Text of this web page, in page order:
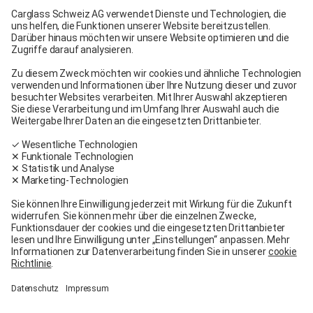
Carglass® Bern
Carglass® Winterthur
Carglass® Crissier
Carglass® Volketswil
Kontakt
Carglass® in meiner Nähe
Facebook
Youtube
Linkedin
Allgemeine Bedingungen
Rechtliche Hinweise
Allgemeine Dienstleistungs- und Verkaufsbedingungen
Nutzungsbedingungen
Garantiebedingungen
Datenschutz